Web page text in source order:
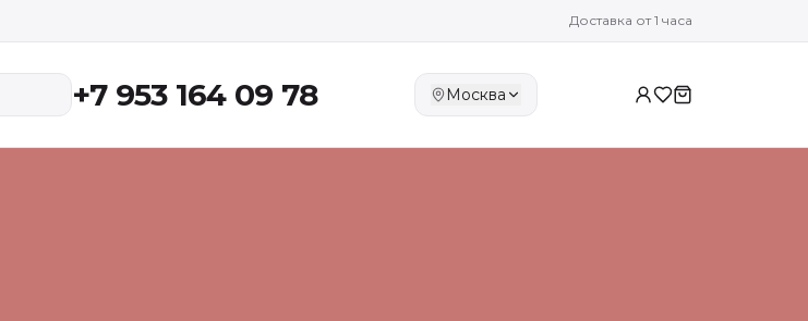
Доставка от 1 часа
+7 953 164 09 78 Москва